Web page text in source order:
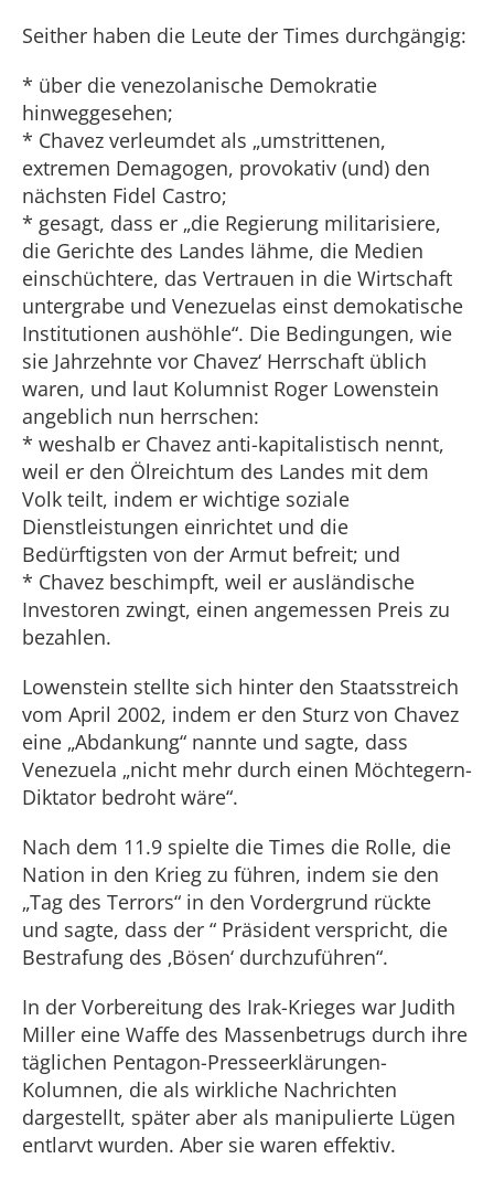
Seither haben die Leute der Times durchgängig:
* über die venezolanische Demokratie
hinweggesehen;
* Chavez verleumdet als „umstrittenen,
extremen Demagogen, provokativ (und) den
nächsten Fidel Castro;
* gesagt, dass er „die Regierung militarisiere,
die Gerichte des Landes lähme, die Medien
einschüchtere, das Vertrauen in die Wirtschaft
untergrabe und Venezuelas einst demokatische
Institutionen aushöhle“. Die Bedingungen, wie
sie Jahrzehnte vor Chavez‘ Herrschaft üblich
waren, und laut Kolumnist Roger Lowenstein
angeblich nun herrschen:
* weshalb er Chavez anti-kapitalistisch nennt,
weil er den Ölreichtum des Landes mit dem
Volk teilt, indem er wichtige soziale
Dienstleistungen einrichtet und die
Bedürftigsten von der Armut befreit; und
* Chavez beschimpft, weil er ausländische
Investoren zwingt, einen angemessen Preis zu
bezahlen.
Lowenstein stellte sich hinter den Staatsstreich
vom April 2002, indem er den Sturz von Chavez
eine „Abdankung“ nannte und sagte, dass
Venezuela „nicht mehr durch einen Möchtegern-
Diktator bedroht wäre“.
Nach dem 11.9 spielte die Times die Rolle, die
Nation in den Krieg zu führen, indem sie den
„Tag des Terrors“ in den Vordergrund rückte
und sagte, dass der “ Präsident verspricht, die
Bestrafung des ‚Bösen‘ durchzuführen“.
In der Vorbereitung des Irak-Krieges war Judith
Miller eine Waffe des Massenbetrugs durch ihre
täglichen Pentagon-Presseerklärungen-
Kolumnen, die als wirkliche Nachrichten
dargestellt, später aber als manipulierte Lügen
entlarvt wurden. Aber sie waren effektiv.